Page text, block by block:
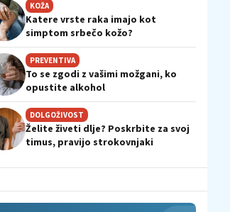
KOŽA
Katere vrste raka imajo kot
simptom srbečo kožo?
PREVENTIVA
To se zgodi z vašimi možgani, ko
opustite alkohol
DOLGOŽIVOST
Želite živeti dlje? Poskrbite za svoj
timus, pravijo strokovnjaki